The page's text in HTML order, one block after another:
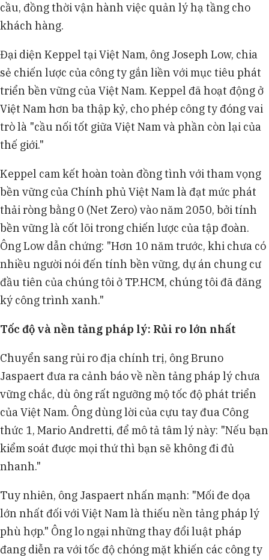
cầu, đồng thời vận hành việc quản lý hạ tầng cho
khách hàng.
Đại diện Keppel tại Việt Nam, ông Joseph Low, chia
sẻ chiến lược của công ty gắn liền với mục tiêu phát
triển bền vững của Việt Nam. Keppel đã hoạt động ở
Việt Nam hơn ba thập kỷ, cho phép công ty đóng vai
trò là "cầu nối tốt giữa Việt Nam và phần còn lại của
thế giới."
Keppel cam kết hoàn toàn đồng tình với tham vọng
bền vững của Chính phủ Việt Nam là đạt mức phát
thải ròng bằng 0 (Net Zero) vào năm 2050, bởi tính
bền vững là cốt lõi trong chiến lược của tập đoàn.
Ông Low dẫn chứng: "Hơn 10 năm trước, khi chưa có
nhiều người nói đến tính bền vững, dự án chung cư
đầu tiên của chúng tôi ở TP.HCM, chúng tôi đã đăng
ký công trình xanh."
Tốc độ và nền tảng pháp lý: Rủi ro lớn nhất
Chuyển sang rủi ro địa chính trị, ông Bruno
Jaspaert đưa ra cảnh báo về nền tảng pháp lý chưa
vững chắc, dù ông rất ngưỡng mộ tốc độ phát triển
của Việt Nam. Ông dùng lời của cựu tay đua Công
thức 1, Mario Andretti, để mô tả tâm lý này: "Nếu bạn
kiểm soát được mọi thứ thì bạn sẽ không đi đủ
nhanh."
Tuy nhiên, ông Jaspaert nhấn mạnh: "Mối đe dọa
lớn nhất đối với Việt Nam là thiếu nền tảng pháp lý
phù hợp." Ông lo ngại những thay đổi luật pháp
đang diễn ra với tốc độ chóng mặt khiến các công ty